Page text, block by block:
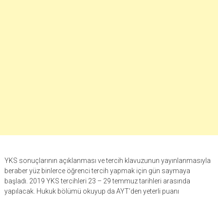
YKS sonuçlarının açıklanması ve tercih klavuzunun yayınlanmasıyla
beraber yüz binlerce öğrenci tercih yapmak için gün saymaya
başladı. 2019 YKS tercihleri 23 – 29 temmuz tarihleri arasında
yapılacak. Hukuk bölümü okuyup da AYT’den yeterli puanı